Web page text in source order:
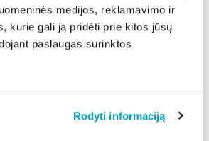
medijos, reklamavimo ir
kurie gali ją pridėti prie kitos jūsų
paslaugas surinktos
Rodyti informaciją
akademija“ ir „Lietuvos balsas“
„X faktorius“, „Lietuvos
hitas“ dalyvė Elvina, „X
Butkus, legendinės grupės
bus naudojami